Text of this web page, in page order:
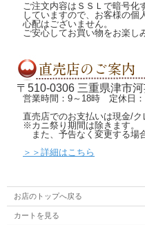
ご注文内容はＳＳＬで暗号化
していますので、お客様の個
心配はございません。
ご安心してお買い物をお楽し
〒510-0306 三重県津市
営業時間：9～18時 定休日：
直売店でのお支払いは現金/
※カニ祭り期間は除きます。
また、予告なく変更する場合
＞＞詳細はこちら
お店のトップへ戻る
カートを見る